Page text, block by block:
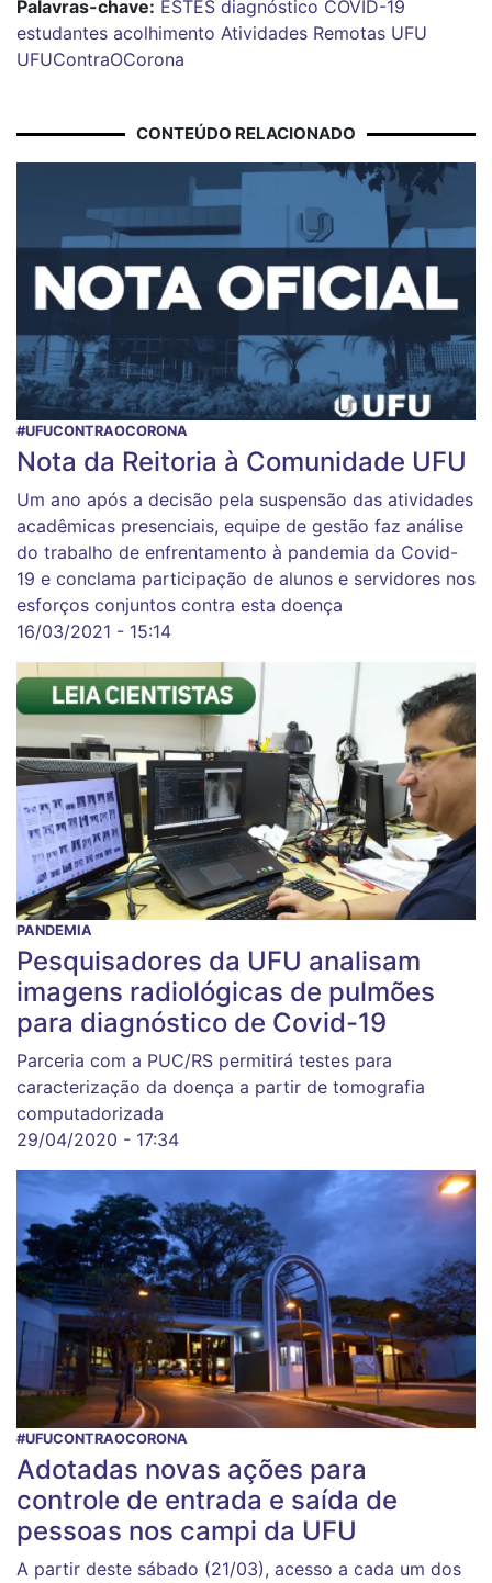
Palavras-chave: ESTES diagnóstico COVID-19
estudantes acolhimento Atividades Remotas UFU
UFUContraOCorona
CONTEÚDO RELACIONADO
#UFUCONTRAOCORONA
Nota da Reitoria à Comunidade UFU
Um ano após a decisão pela suspensão das atividades
acadêmicas presenciais, equipe de gestão faz análise
do trabalho de enfrentamento à pandemia da Covid-
19 e conclama participação de alunos e servidores nos
esforços conjuntos contra esta doença
16/03/2021 - 15:14
PANDEMIA
Pesquisadores da UFU analisam
imagens radiológicas de pulmões
para diagnóstico de Covid-19
Parceria com a PUC/RS permitirá testes para
caracterização da doença a partir de tomografia
computadorizada
29/04/2020 - 17:34
#UFUCONTRAOCORONA
Adotadas novas ações para
controle de entrada e saída de
pessoas nos campi da UFU
A partir deste sábado (21/03), acesso a cada um dos